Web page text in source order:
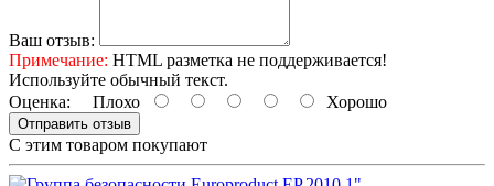
Ваш отзыв:
Примечание: HTML разметка не поддерживается!
Используйте обычный текст.
Оценка: Плохо Хорошо
Отправить отзыв
С этим товаром покупают